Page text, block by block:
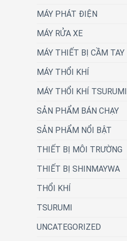
MÁY PHÁT ĐIỆN
MÁY RỬA XE
MÁY THIẾT BỊ CẦM TAY
MÁY THỔI KHÍ
MÁY THỔI KHÍ TSURUMI
SẢN PHẨM BÁN CHẠY
SẢN PHẨM NỔI BẬT
THIẾT BỊ MÔI TRƯỜNG
THIẾT BỊ SHINMAYWA
THỔI KHÍ
TSURUMI
UNCATEGORIZED